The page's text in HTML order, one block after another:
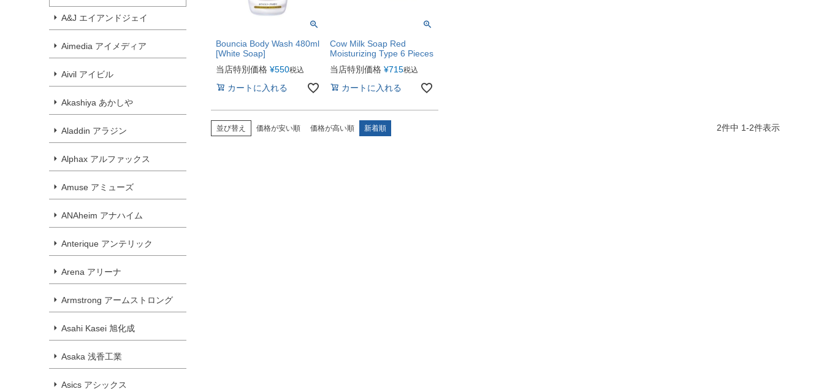
A&J エイアンドジェイ
Aimedia アイメディア
Aivil アイビル
Akashiya あかしや
Aladdin アラジン
Alphax アルファックス
Amuse アミューズ
ANAheim アナハイム
Anterique アンテリック
Arena アリーナ
Armstrong アームストロング
Asahi Kasei 旭化成
Asaka 浅香工業
Asics アシックス
Bouncia Body Wash 480ml
[White Soap]
当店特別価格 ¥550税込
カートに入れる
Cow Milk Soap Red
Moisturizing Type 6 Pieces
当店特別価格 ¥715税込
カートに入れる
並び替え 価格が安い順 価格が高い順 新着順 2件中 1-2件表示